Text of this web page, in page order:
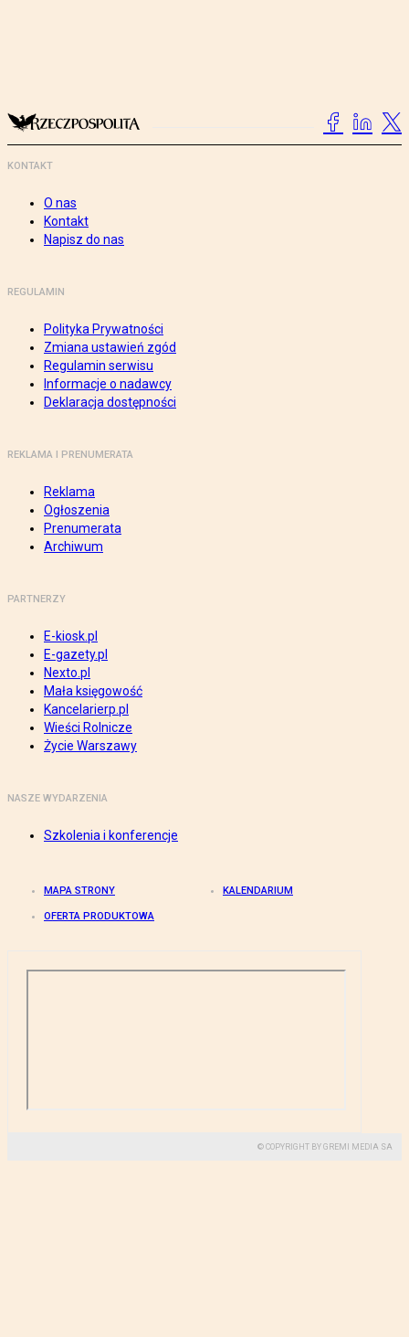
KONTAKT
O nas
Kontakt
Napisz do nas
REGULAMIN
Polityka Prywatności
Zmiana ustawień zgód
Regulamin serwisu
Informacje o nadawcy
Deklaracja dostępności
REKLAMA I PRENUMERATA
Reklama
Ogłoszenia
Prenumerata
Archiwum
PARTNERZY
E-kiosk.pl
E-gazety.pl
Nexto.pl
Mała księgowość
Kancelarierp.pl
Wieści Rolnicze
Życie Warszawy
NASZE WYDARZENIA
Szkolenia i konferencje
MAPA STRONY KALENDARIUM
OFERTA PRODUKTOWA
© COPYRIGHT BY GREMI MEDIA SA